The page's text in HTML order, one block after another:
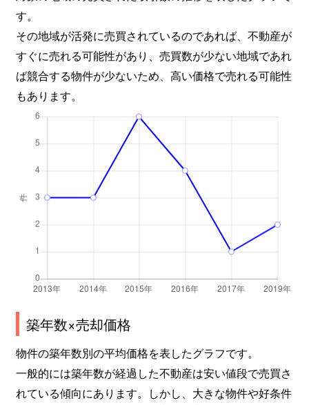
す。
その地域が活発に売買されているのであれば、不動産が
すぐに売れる可能性があり、売買数が少ない地域であれ
ば競合する物件が少ないため、高い価格で売れる可能性
もあります。
築年数×売却価格
物件の築年数別の平均価格を表したグラフです。
一般的には築年数が経過した不動産は安い値段で売買さ
れている傾向にあります。しかし、大きな物件や好条件